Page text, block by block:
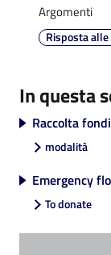
Vivere
Imola
s
Argomenti
Risposta
In questa
Raccolta fondi
modalità
Emergency
To donate